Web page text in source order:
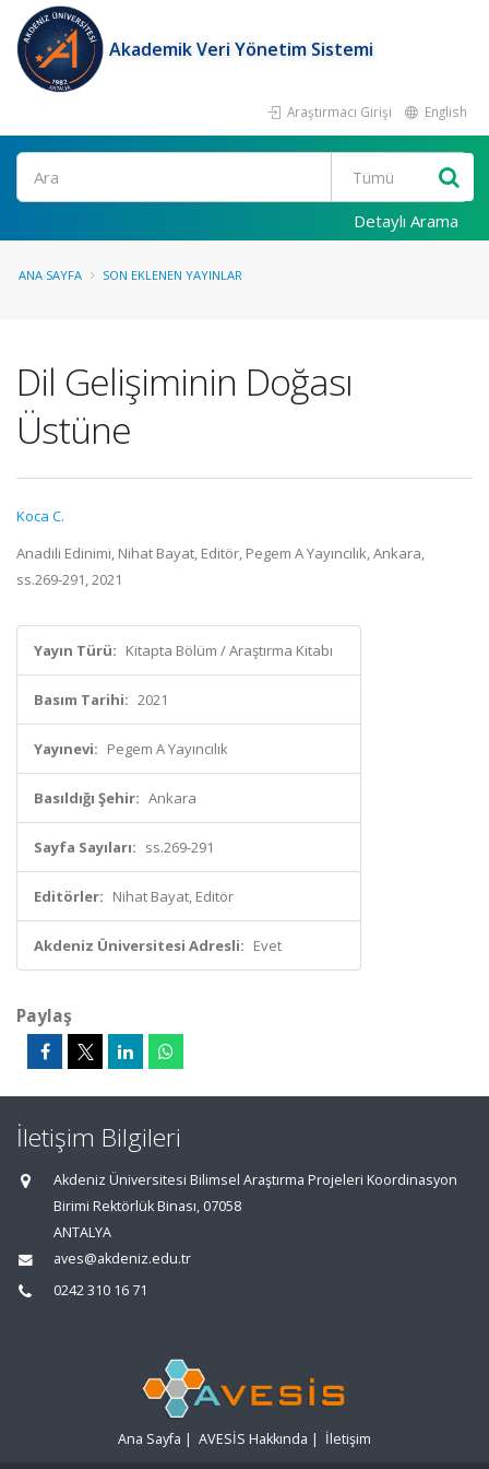
Akademik Veri Yönetim Sistemi
Araştırmacı Girişi English
Ara
Detaylı Arama
ANA SAYFA SON EKLENEN YAYINLAR
Dil Gelişiminin Doğası
Üstüne
Koca C.
Anadili Edinimi, Nihat Bayat, Editör, Pegem A Yayıncılık, Ankara,
ss.269-291, 2021
Yayın Türü: Kitapta Bölüm / Araştırma Kitabı
Basım Tarihi: 2021
Yayınevi: Pegem A Yayıncılık
Basıldığı Şehir: Ankara
Sayfa Sayıları: ss.269-291
Editörler: Nihat Bayat, Editör
Akdeniz Üniversitesi Adresli: Evet
Paylaş
İletişim Bilgileri
Akdeniz Üniversitesi Bilimsel Araştırma Projeleri Koordinasyon
Birimi Rektörlük Binası, 07058
ANTALYA
aves@akdeniz.edu.tr
0242 310 16 71
Ana Sayfa | AVESİS Hakkında | İletişim